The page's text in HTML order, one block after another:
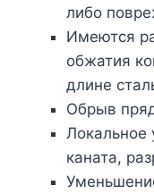
либо
Имеются
обжатия
длине
Обрыв
Локальное
каната,